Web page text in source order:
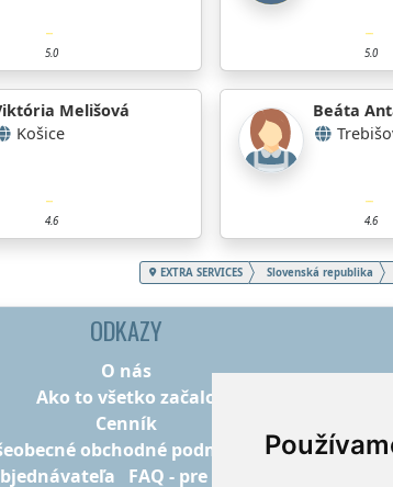
5.0 5.0
Melišová
Košice
4.6
Beáta
4.6
EXTRA SERVICES Slovenská republika
ODKAZY
O nás
Ako to všetko začalo
Cenník
obchodné podmienky
FAQ - pre poskytovateľov